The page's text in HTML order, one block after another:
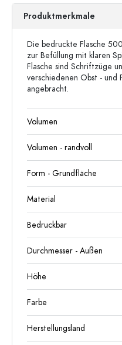
Produktmerkmale
Die bedruckte Flasche
zur Befüllung mit klaren
Flasche sind Schriftzüge
verschiedenen Obst - und
angebracht.
Volumen
Volumen - randvoll
Form - Grundfläche
Material
Bedruckbar
Durchmesser - Außen
Höhe
Farbe
Herstellungsland